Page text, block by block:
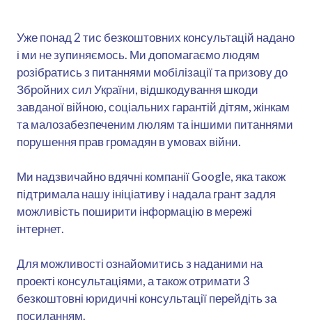
Уже понад 2 тис безкоштовних консультацій надано
і ми не зупиняємось. Ми допомагаємо людям
розібратись з питаннями мобілізації та призову до
Збройних сил України, відшкодування шкоди
завданої війною, соціальних гарантій дітям, жінкам
та малозабезпеченим люлям та іншими питаннями
порушення прав громадян в умовах війни.
Ми надзвичайно вдячні компанії Google, яка також
підтримала нашу ініціативу і надала грант задля
можливість поширити інформацію в мережі
інтернет.
Для можливості ознайомитись з наданими на
проекті консультаціями, а також отримати 3
безкоштовні юридичні консультації перейдіть за
посиланням.